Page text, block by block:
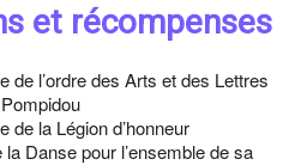
et récompenses
de l’ordre des Arts et des Lettres
de la Légion d’honneur
Danse pour l’ensemble de sa